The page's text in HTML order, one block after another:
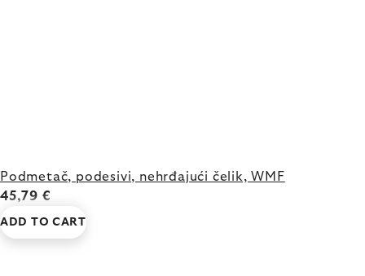
Podmetač, podesivi, nehrđajući čelik, WMF
45,79 €
ADD TO CART